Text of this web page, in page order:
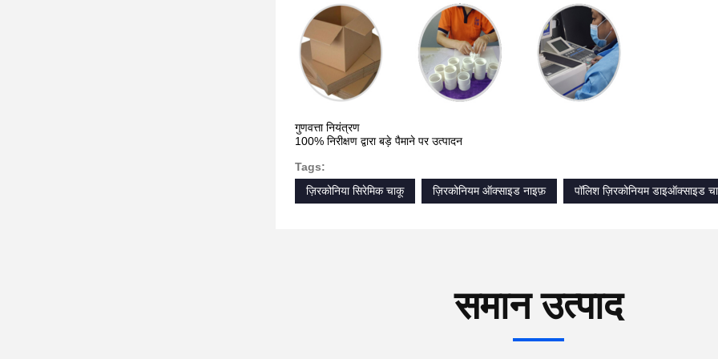
गुणवत्ता नियंत्रण
100% निरीक्षण द्वारा बड़े पैमाने पर उत्पादन
Tags:
ज़िरकोनिया सिरेमिक चाकू
ज़िरकोनियम ऑक्साइड नाइफ़ पॉलिश ज़िरकोनियम डाइऑक्साइड
समान उत्पाद